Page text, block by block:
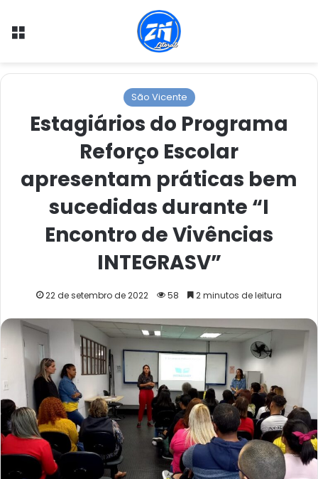
Menu
São Vicente
Estagiários do Programa
Reforço Escolar
apresentam práticas bem
sucedidas durante “I
Encontro de Vivências
INTEGRASV”
22 de setembro de 2022 58 2 minutos de leitura